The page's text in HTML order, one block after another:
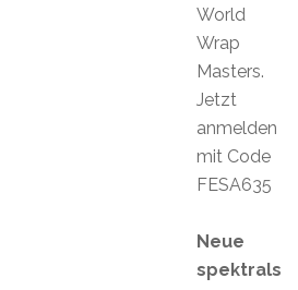
World
Wrap
Masters.
Jetzt
anmelden
mit Code
FESA635
Neue
spektrals